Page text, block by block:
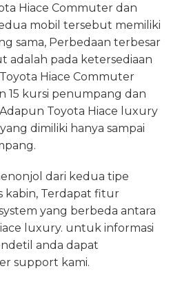
Hiace Commuter dan
mobil tersebut memiliki
sama, Perbedaan terbesar
adalah pada ketersediaan
Hiace Commuter
15 kursi penumpang dan
Toyota Hiace luxury
dimiliki hanya sampai
dari kedua tipe
kabin, Terdapat fitur
yang berbeda antara
luxury. untuk informasi
anda dapat
support kami.